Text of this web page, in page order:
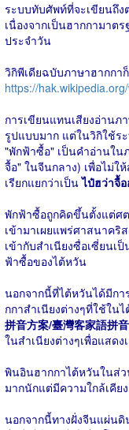
ระบบทับศัพท์ที่จะเขียนถึง
เนื่องจากเป็นฮากกามาต
ประจำวัน
วิกิพีเดียฉบับภาษาฮากกา
https://
การเขียนแทนเสียงอ่าน
รูปแบบมาก แต่ในวิกิใช้ร
"พักฟ้าซื้อ" เป็นคำอ่านใน
จื้อ" ในจีนกลาง) เพื่อไม่ใ
เรียกแยกว่าเป็นไป๋ฮว่าจื้อ
พักฟ้าซื้อถูกคิดขึ้นตั้งแต่ศ
เข้ามาเผยแพร่ศาสนาคริ
เข้ากับสำเนียงซื่อเซี่ยนเ
ฟ้าซื้อของไต้หวัน
นอกจากนี้ที่ไต้หวันได้มีกา
กกาสำเนียงต่างๆที่ใช้ใน
拼音方案/臺灣客家語拼
ในสำเนียงต่างๆเพื่อแสด
พินอินฮากกาไต้หวันในส่
มากนักแต่มีความใกล้เคีย
นอกจากนี้ทางฝั่งจีนแผ่น